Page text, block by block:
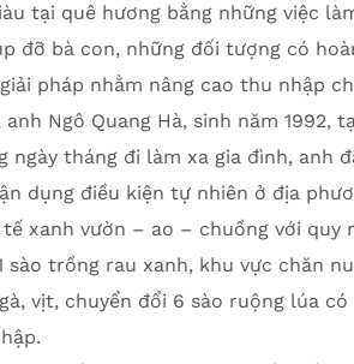
tại quê hương bằng những việc
đỡ bà con, những đối tượng có
pháp nhằm nâng cao thu nhập
Ngô Quang Hà, sinh năm 1992,
ngày tháng đi làm xa gia đình, anh
dụng điều kiện tự nhiên ở địa
xanh vườn – ao – chuồng với
sào trồng rau xanh, khu vực chăn
vịt, chuyển đổi 6 sào ruộng lúa